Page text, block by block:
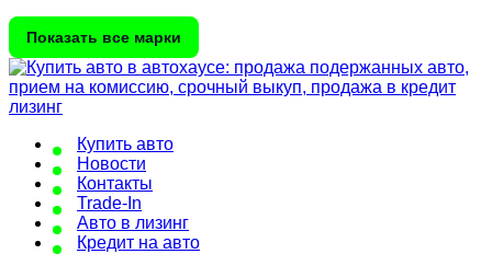
Показать все марки
Купить авто
Новости
Контакты
Trade-In
Авто в лизинг
Кредит на авто